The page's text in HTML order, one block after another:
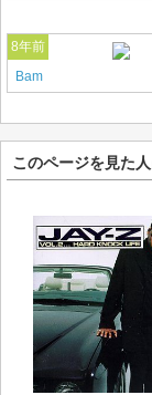
8年前
Bam
このページを見た